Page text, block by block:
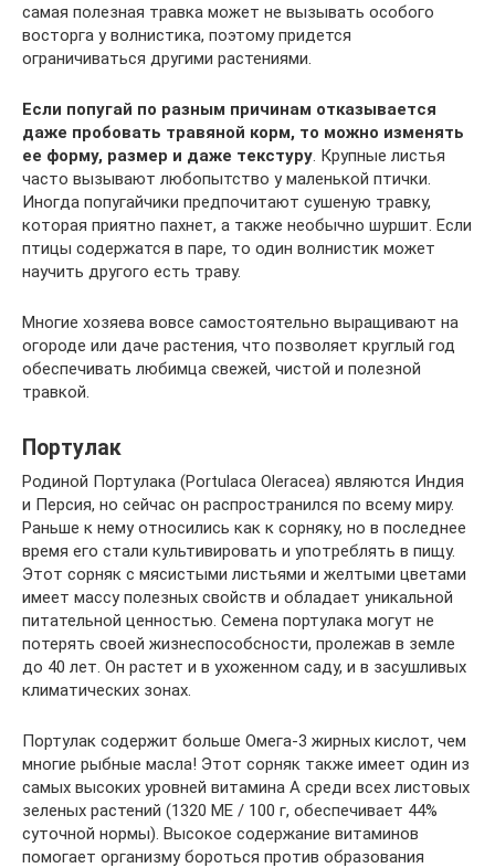
самая полезная травка может не вызывать особого
восторга у волнистика, поэтому придется
ограничиваться другими растениями.
Если попугай по разным причинам отказывается
даже пробовать травяной корм, то можно изменять
ее форму, размер и даже текстуру. Крупные листья
часто вызывают любопытство у маленькой птички.
Иногда попугайчики предпочитают сушеную травку,
которая приятно пахнет, а также необычно шуршит. Если
птицы содержатся в паре, то один волнистик может
научить другого есть траву.
Многие хозяева вовсе самостоятельно выращивают на
огороде или даче растения, что позволяет круглый год
обеспечивать любимца свежей, чистой и полезной
травкой.
Портулак
Родиной Портулака (Portulaca Oleracea) являются Индия
и Персия, но сейчас он распространился по всему миру.
Раньше к нему относились как к сорняку, но в последнее
время его стали культивировать и употреблять в пищу.
Этот сорняк с мясистыми листьями и желтыми цветами
имеет массу полезных свойств и обладает уникальной
питательной ценностью. Семена портулака могут не
потерять своей жизнеспособсности, пролежав в земле
до 40 лет. Он растет и в ухоженном саду, и в засушливых
климатических зонах.
Портулак содержит больше Омега-3 жирных кислот, чем
многие рыбные масла! Этот сорняк также имеет один из
самых высоких уровней витамина А среди всех листовых
зеленых растений (1320 МЕ / 100 г, обеспечивает 44%
суточной нормы). Высокое содержание витаминов
помогает организму бороться против образования